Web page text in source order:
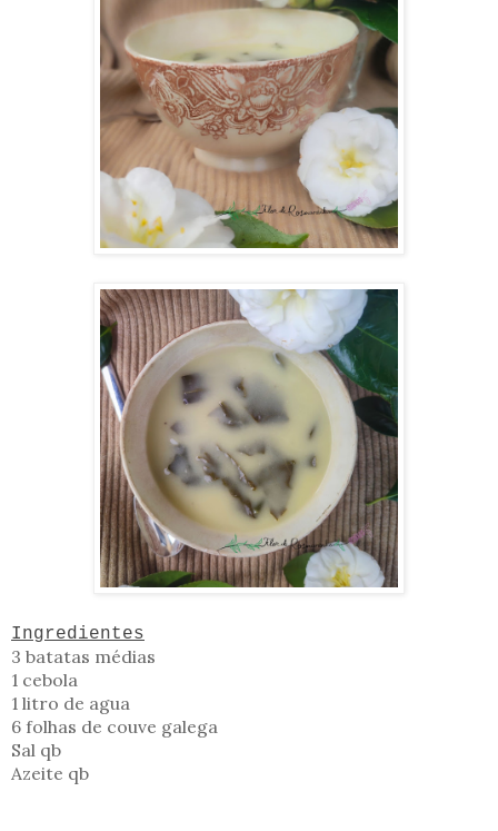
Ingredientes
3 batatas médias
1 cebola
1 litro de agua
6 folhas de couve galega
Sal qb
Azeite qb